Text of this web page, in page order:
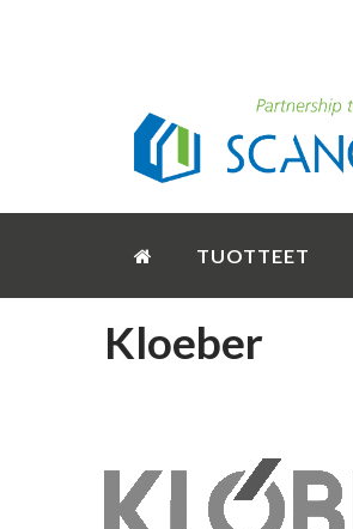
TUOTTEET
Kloeber